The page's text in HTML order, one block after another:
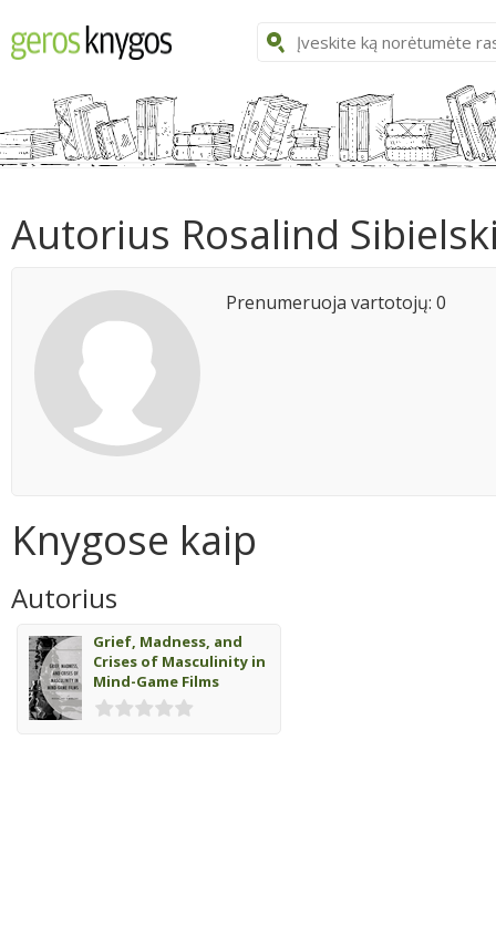
Autorius Rosalind
Prenumeruoja vartotojų: 0
Knygose kaip
Autorius
Grief, Madness, and
Crises of Masculinity in
Mind-Game Films